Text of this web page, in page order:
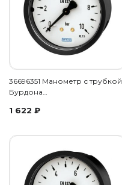
36696351 Манометр с трубкой
Бурдона…
1 622 ₽